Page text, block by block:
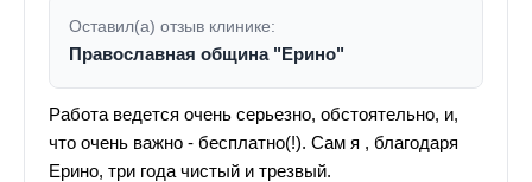
Оставил(а) отзыв клинике:
Православная община "Ерино"
Работа ведется очень серьезно, обстоятельно, и,
что очень важно - бесплатно(!). Сам я , благодаря
Ерино, три года чистый и трезвый.